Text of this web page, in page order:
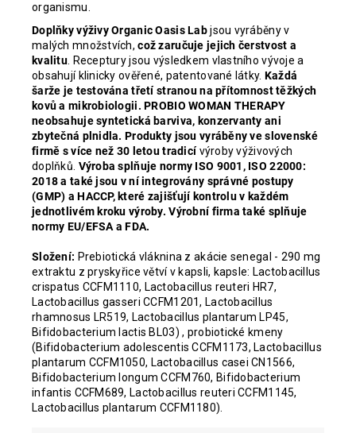
organismu.
Doplňky výživy Organic Oasis Labjsou vyráběny v
malých množstvích,což zaručuje jejich čerstvost a
kvalitu. Receptury jsou výsledkem vlastního vývoje a
obsahují klinicky ověřené, patentované látky. Každá
šarže je testována třetí stranou na přítomnost těžkých
kovů a mikrobiologii. PROBIO WOMAN THERAPY
neobsahuje syntetická barviva, konzervanty ani
zbytečná plnidla. Produkty jsou vyráběny ve slovenské
firmě s více než 30 letou tradicívýroby výživových
doplňků. Výroba splňuje normy ISO 9001, ISO 22000:
2018 a také jsou v ní integrovány správné postupy
(GMP) a HACCP, které zajišťují kontrolu v každém
jednotlivém kroku výroby. Výrobní firma také splňuje
normy EU/EFSA a FDA.
Složení: Prebiotická vláknina z akácie senegal - 290 mg
extraktu z pryskyřice větví v kapsli, kapsle: Lactobacillus
crispatus CCFM1110, Lactobacillus reuteri HR7,
Lactobacillus gasseri CCFM1201, Lactobacillus
rhamnosus LR519, Lactobacillus plantarum LP45,
Bifidobacterium lactis BL03) , probiotické kmeny
(Bifidobacterium adolescentis CCFM1173, Lactobacillus
plantarum CCFM1050, Lactobacillus casei CN1566,
Bifidobacterium longum CCFM760, Bifidobacterium
infantis CCFM689, Lactobacillus reuteri CCFM1145,
Lactobacillus plantarum CCFM1180).